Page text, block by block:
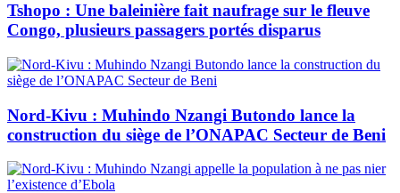
Tshopo : Une baleinière fait naufrage sur le fleuve
Congo, plusieurs passagers portés disparus
Nord-Kivu : Muhindo Nzangi Butondo lance la
construction du siège de l’ONAPAC Secteur de Beni